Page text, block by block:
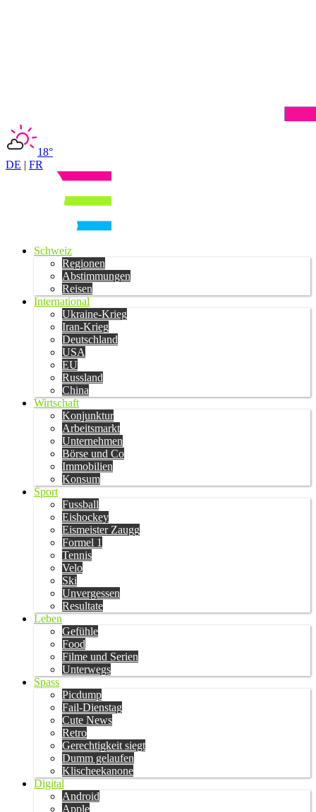
18°
DE | FR
Schweiz
Regionen
Abstimmungen
Reisen
International
Ukraine-Krieg
Iran-Krieg
Deutschland
USA
EU
Russland
China
Wirtschaft
Konjunktur
Arbeitsmarkt
Unternehmen
Börse und Co
Immobilien
Konsum
Sport
Fussball
Eishockey
Eismeister Zaugg
Formel 1
Tennis
Velo
Ski
Unvergessen
Resultate
Leben
Gefühle
Food
Filme und Serien
Unterwegs
Spass
Picdump
Fail-Dienstag
Cute News
Retro
Gerechtigkeit siegt
Dumm gelaufen
Klischeekanone
Digital
Android
Apple